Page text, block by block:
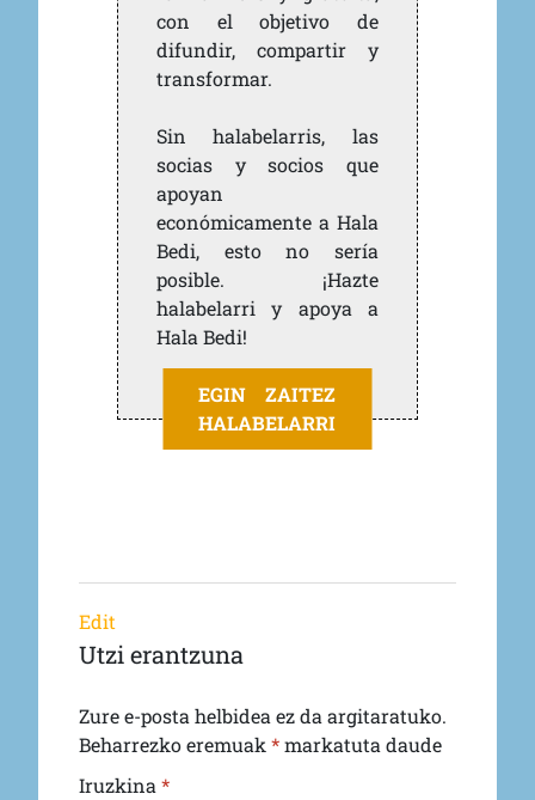
con el objetivo de
difundir, compartir y
transformar.
Sin halabelarris, las
socias y socios que
apoyan
económicamente a Hala
Bedi, esto no sería
posible. ¡Hazte
halabelarri y apoya a
Hala Bedi!
EGIN ZAITEZ
HALABELARRI
Edit
Utzi erantzuna
Zure e-posta helbidea ez da argitaratuko.
Beharrezko eremuak *markatuta daude
Iruzkina *